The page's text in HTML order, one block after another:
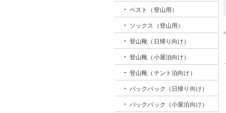
ベスト（登山用）
ソックス（登山用）
登山靴（日帰り向け）
登山靴（小屋泊向け）
登山靴（テント泊向け）
バックパック（日帰り向け）
バックパック（小屋泊向け）